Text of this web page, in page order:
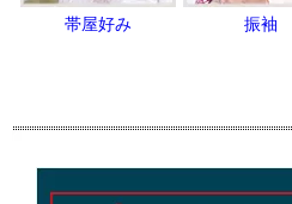
帯屋好み 振袖